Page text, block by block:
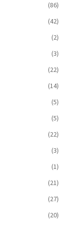
(86)
(42)
(2)
(3)
(22)
(14)
(5)
(5)
(22)
(3)
(1)
(21)
(27)
(20)